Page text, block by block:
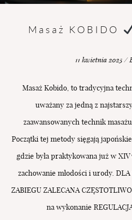
Masaż KOBIDO
11 kwietnia 2025 /
Masaż Kobido, to tradycyjna
uważany za jedną z
zaawansowanych technik
Początki tej metody sięgają
gdzie była praktykowana już w
zachowanie młodości i urody. DLA
ZABIEGU ZALECANA
na wykonanie